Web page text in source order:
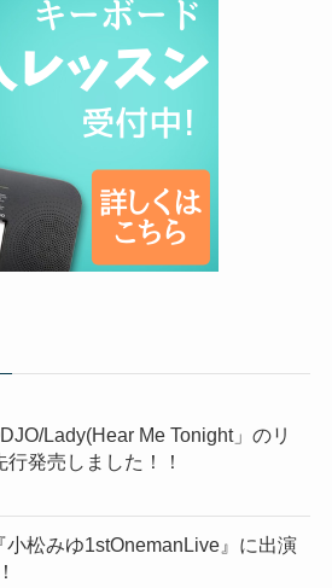
Lady(Hear Me Tonight」のリ
発売しました！！
小松みゆ1stOnemanLive』に出演